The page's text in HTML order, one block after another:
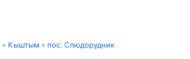
» Кыштым » пос. Слюдорудник